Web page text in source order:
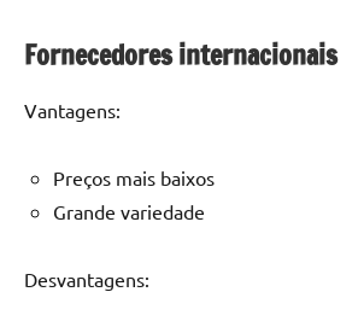
Fornecedores internacionais
Vantagens:
Preços mais baixos
Grande variedade
Desvantagens: